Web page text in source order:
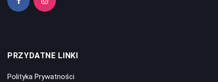
PRZYDATNE LINKI
Polityka Prywatności